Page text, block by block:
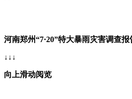
河南郑州“7·20”特大暴雨灾害调查
↓↓↓
向上滑动阅览